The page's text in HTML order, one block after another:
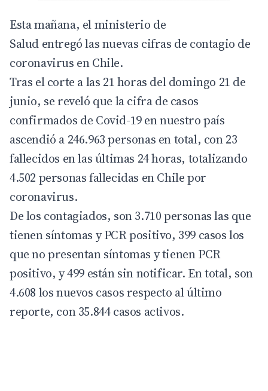
Esta mañana, el ministerio de
Salud entregó las nuevas cifras de contagio de
coronavirus en Chile.
Tras el corte a las 21 horas del domingo 21 de
junio, se reveló que la cifra de casos
confirmados de Covid-19 en nuestro país
ascendió a 246.963 personas en total, con 23
fallecidos en las últimas 24 horas, totalizando
4.502 personas fallecidas en Chile por
coronavirus.
De los contagiados, son 3.710 personas las que
tienen síntomas y PCR positivo, 399 casos los
que no presentan síntomas y tienen PCR
positivo, y 499 están sin notificar. En total, son
4.608 los nuevos casos respecto al último
reporte, con 35.844 casos activos.